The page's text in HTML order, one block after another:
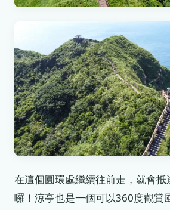
在這個圓環處繼續往前走，就會抵
囉！涼亭也是一個可以360度觀賞